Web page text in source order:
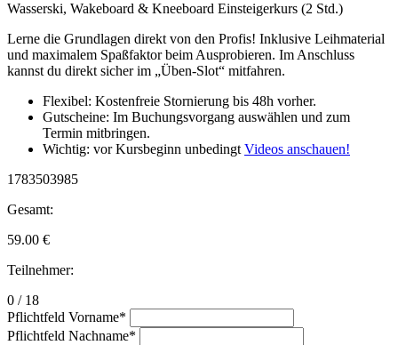
Wasserski, Wakeboard & Kneeboard Einsteigerkurs (2 Std.)
Lerne die Grundlagen direkt von den Profis! Inklusive Leihmaterial
und maximalem Spaßfaktor beim Ausprobieren. Im Anschluss
kannst du direkt sicher im „Üben-Slot“ mitfahren.
Flexibel: Kostenfreie Stornierung bis 48h vorher.
Gutscheine: Im Buchungsvorgang auswählen und zum
Termin mitbringen.
Wichtig: vor Kursbeginn unbedingtVideos anschauen!
1783503985
Gesamt:
59.00 €
Teilnehmer:
0 / 18
Pflichtfeld Vorname*
Pflichtfeld Nachname*